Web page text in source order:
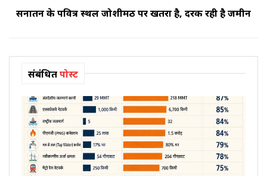
सनातन के पवित्र स्थल जोशीमठ पर खतरा है, दरक रही है जमीन
संबंधितपोस्ट